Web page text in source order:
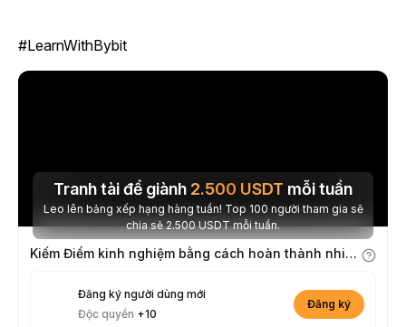
#LearnWithBybit
Tranh tài để giành 2.500 USDT mỗi tuần
Leo lên bảng xếp hạng hàng tuần! Top 100 người tham gia sẽ
chia sẻ 2.500 USDT mỗi tuần.
Kiếm Điểm kinh nghiệm bằng cách hoàn thành nhiệm vụ
Đăng ký người dùng mới
Độc quyền +10
Đăng ký